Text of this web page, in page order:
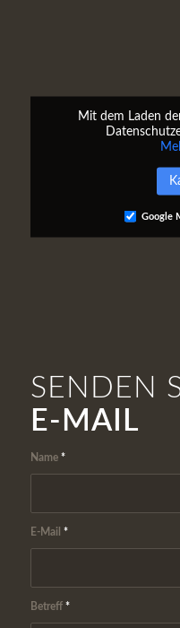
Mit dem Laden
Google
SENDEN
E-MAIL
Name *
E-Mail *
Betreff *